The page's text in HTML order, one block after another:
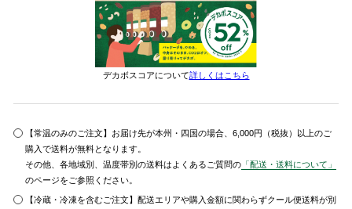
デカボスコアについて詳しくはこちら
【常温のみのご注文】お届け先が本州・四国の場合、6,000円（税抜）以上のご
購入で送料が無料となります。
その他、各地域別、温度帯別の送料はよくあるご質問の 「配送・送料について」
のページをご参照ください。
【冷蔵・冷凍を含むご注文】配送エリアや購入金額に関わらずクール便送料が別